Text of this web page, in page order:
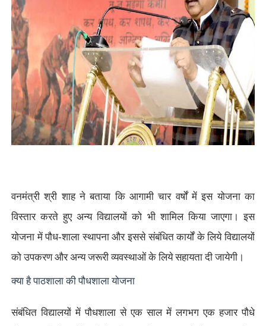
वनमंत्री श्री शाह ने बताया कि आगामी चार वर्षों में इस योजना का
विस्तार करते हुए अन्य विद्यालयों को भी शामिल किया जाएगा। इस
योजना में पौध-शाला स्थापना और इससे संबंधित कार्यों के लिये विद्यालयों
को उपकरण और अन्य जरूरी व्यवस्थाओं के लिये सहायता दी जायेगी।
क्या हैपाठशाला की पौधशाला योजना
संबंधित विद्यालयों में पौधशाला से एक साल में लगभग एक हजार पौधे